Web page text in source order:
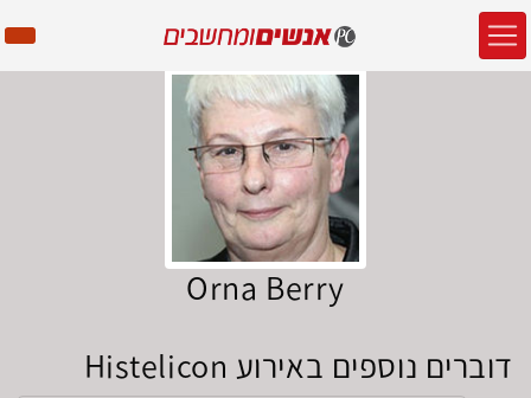
Orna Berry
דוברים נוספים באירוע Histelicon